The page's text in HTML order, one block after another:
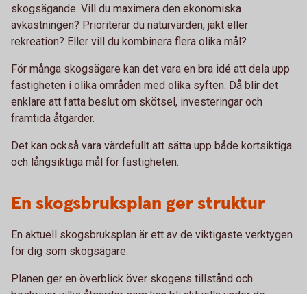
skogsägande. Vill du maximera den ekonomiska
avkastningen? Prioriterar du naturvärden, jakt eller
rekreation? Eller vill du kombinera flera olika mål?
För många skogsägare kan det vara en bra idé att dela upp
fastigheten i olika områden med olika syften. Då blir det
enklare att fatta beslut om skötsel, investeringar och
framtida åtgärder.
Det kan också vara värdefullt att sätta upp både kortsiktiga
och långsiktiga mål för fastigheten.
En skogsbruksplan ger struktur
En aktuell skogsbruksplan är ett av de viktigaste verktygen
för dig som skogsägare.
Planen ger en överblick över skogens tillstånd och